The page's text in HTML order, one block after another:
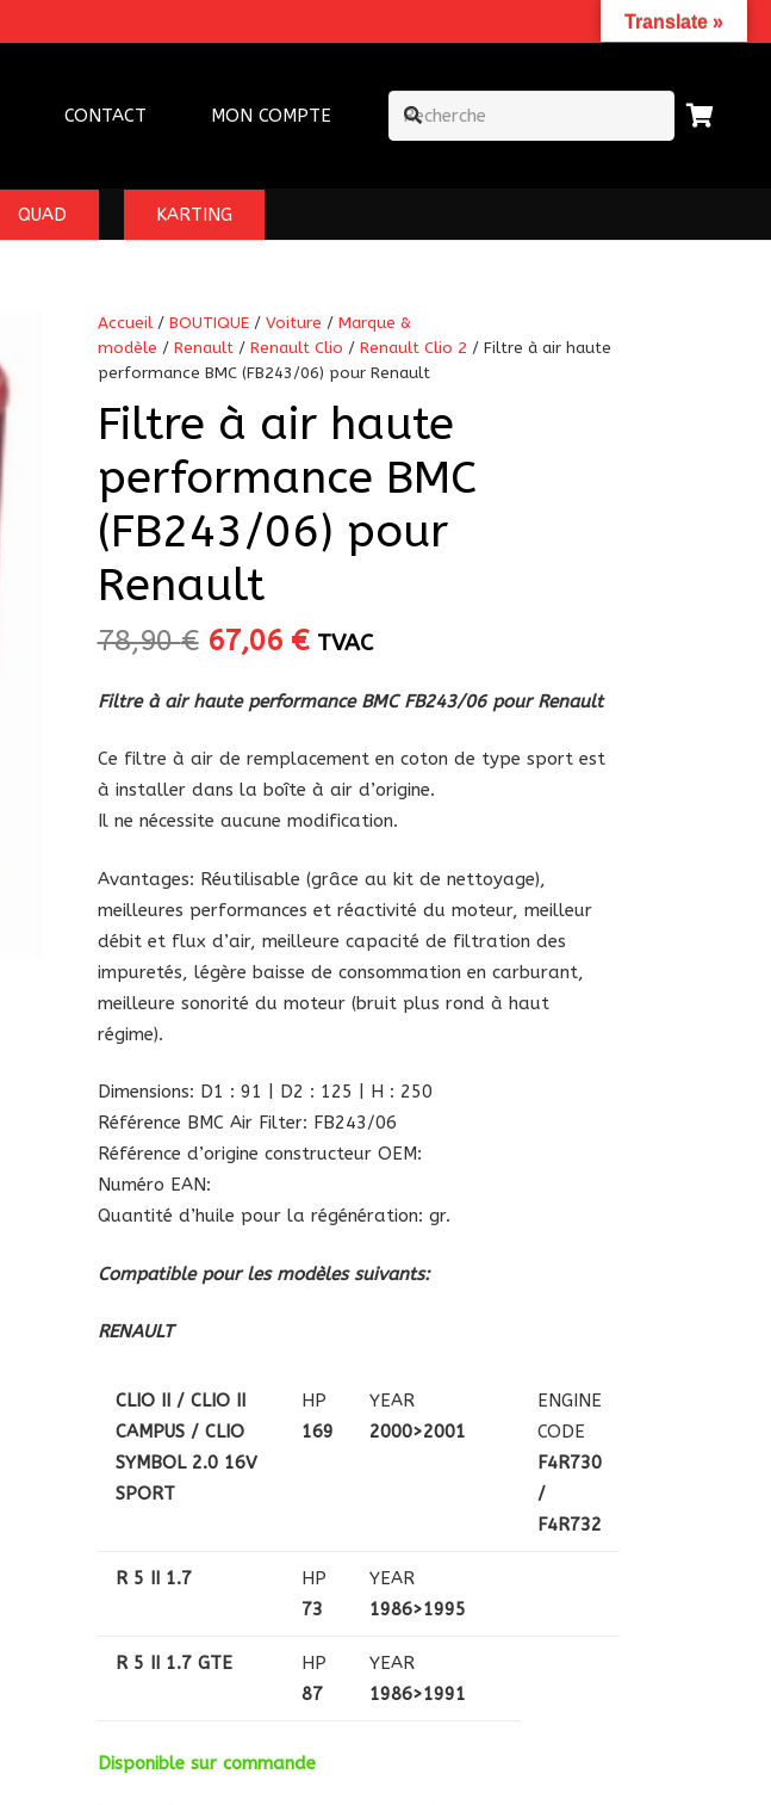
CONTACT MON COMPTE
QUAD KARTING
Accueil/ BOUTIQUE/ Voiture / Marque &
modèle / Renault/ Renault Clio / Renault Clio 2 / Filtre à air haute
performance BMC (FB243/06) pour Renault
Filtre à air haute
performance BMC
(FB243/06) pour
Renault
78,90€ Le
initial
78,90 €.
67,06 €Le
actuel
67,06 €.
TVAC
Filtre à air haute performance BMC FB243/06 pour Renault
Ce filtre à air de remplacement en coton de type sport est
à installer dans la boîte à air d’origine.
Il ne nécessite aucune modification.
Avantages: Réutilisable (grâce au kit de nettoyage),
meilleures performances et réactivité du moteur, meilleur
débit et flux d’air, meilleure capacité de filtration des
impuretés, légère baisse de consommation en carburant,
meilleure sonorité du moteur (bruit plus rond à haut
régime).
Dimensions: D1 : 91 | D2 : 125 | H : 250
Référence BMC Air Filter: FB243/06
Référence d’origine constructeur OEM:
Numéro EAN:
Quantité d’huile pour la régénération: gr.
Compatible pour les modèles suivants:
RENAULT
CLIO II / CLIO II
CAMPUS / CLIO
SYMBOL 2.0 16V
SPORT
HP
169
YEAR
2000>2001
ENGINE
CODE
F4R730
/
F4R732
R 5 II 1.7
HP
73
YEAR
1986>1995
R 5 II 1.7 GTE
HP
87
YEAR
1986>1991
Disponible sur commande
Translate »